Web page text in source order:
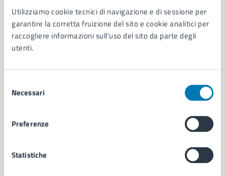
Utilizziamo cookie tecnici di navigazione e di sessione per
garantire la corretta fruizione del sito e cookie analitici per
raccogliere informazioni sull'uso del sito da parte degli
utenti.
delNecessari
Preferenze
Statistiche
AMMINISTRAZIONE
Aree amministrative
Organi di governo
Municipalità
Politici
Intranet, posta aziendale e protocollo